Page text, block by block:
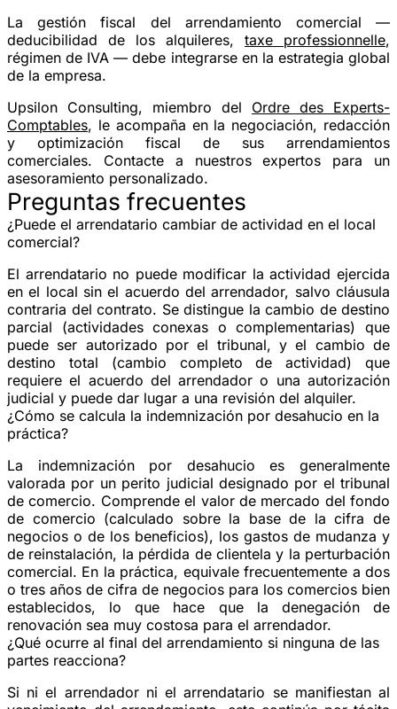
La gestión fiscal del arrendamiento comercial —
deducibilidad de los alquileres, taxe professionnelle,
régimen de IVA — debe integrarse en la estrategia global
de la empresa.
Upsilon Consulting, miembro del Ordre des Experts-
Comptables, le acompaña en la negociación, redacción
y optimización fiscal de sus arrendamientos
comerciales. Contacte a nuestros expertos para un
asesoramiento personalizado.
Preguntas frecuentes
¿Puede el arrendatario cambiar de actividad en el local
comercial?
El arrendatario no puede modificar la actividad ejercida
en el local sin el acuerdo del arrendador, salvo cláusula
contraria del contrato. Se distingue la cambio de destino
parcial (actividades conexas o complementarias) que
puede ser autorizado por el tribunal, y el cambio de
destino total (cambio completo de actividad) que
requiere el acuerdo del arrendador o una autorización
judicial y puede dar lugar a una revisión del alquiler.
¿Cómo se calcula la indemnización por desahucio en la
práctica?
La indemnización por desahucio es generalmente
valorada por un perito judicial designado por el tribunal
de comercio. Comprende el valor de mercado del fondo
de comercio (calculado sobre la base de la cifra de
negocios o de los beneficios), los gastos de mudanza y
de reinstalación, la pérdida de clientela y la perturbación
comercial. En la práctica, equivale frecuentemente a dos
o tres años de cifra de negocios para los comercios bien
establecidos, lo que hace que la denegación de
renovación sea muy costosa para el arrendador.
¿Qué ocurre al final del arrendamiento si ninguna de las
partes reacciona?
Si ni el arrendador ni el arrendatario se manifiestan al